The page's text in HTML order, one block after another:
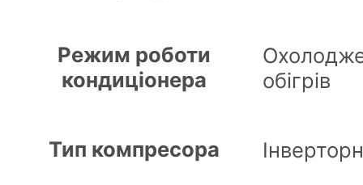
Режим роботи
кондиціонера
обігрів
Тип компресора